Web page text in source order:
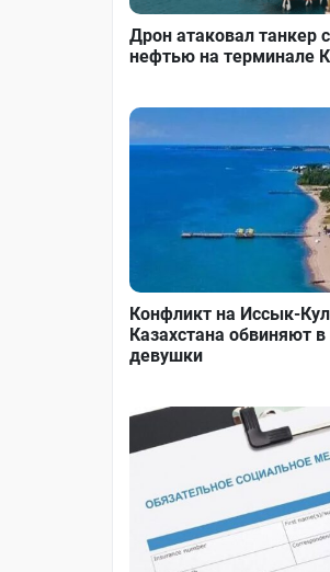
Дрон атаковал танкер
нефтью на терминале
Конфликт на Иссык-
Казахстана обвиняют
девушки